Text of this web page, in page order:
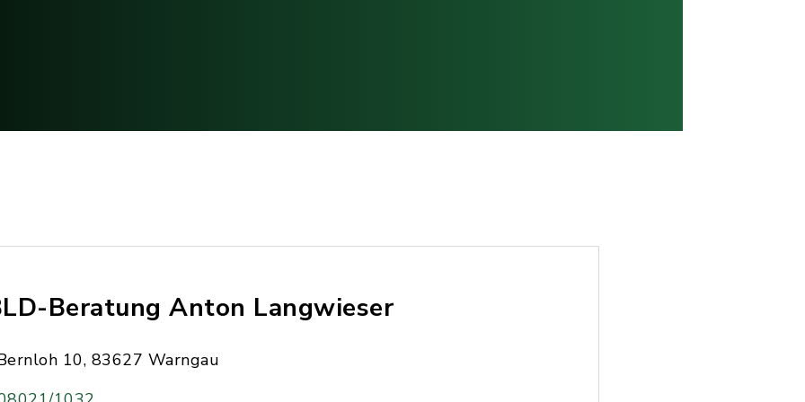
Beratung Anton Langwieser
10, 83627 Warngau